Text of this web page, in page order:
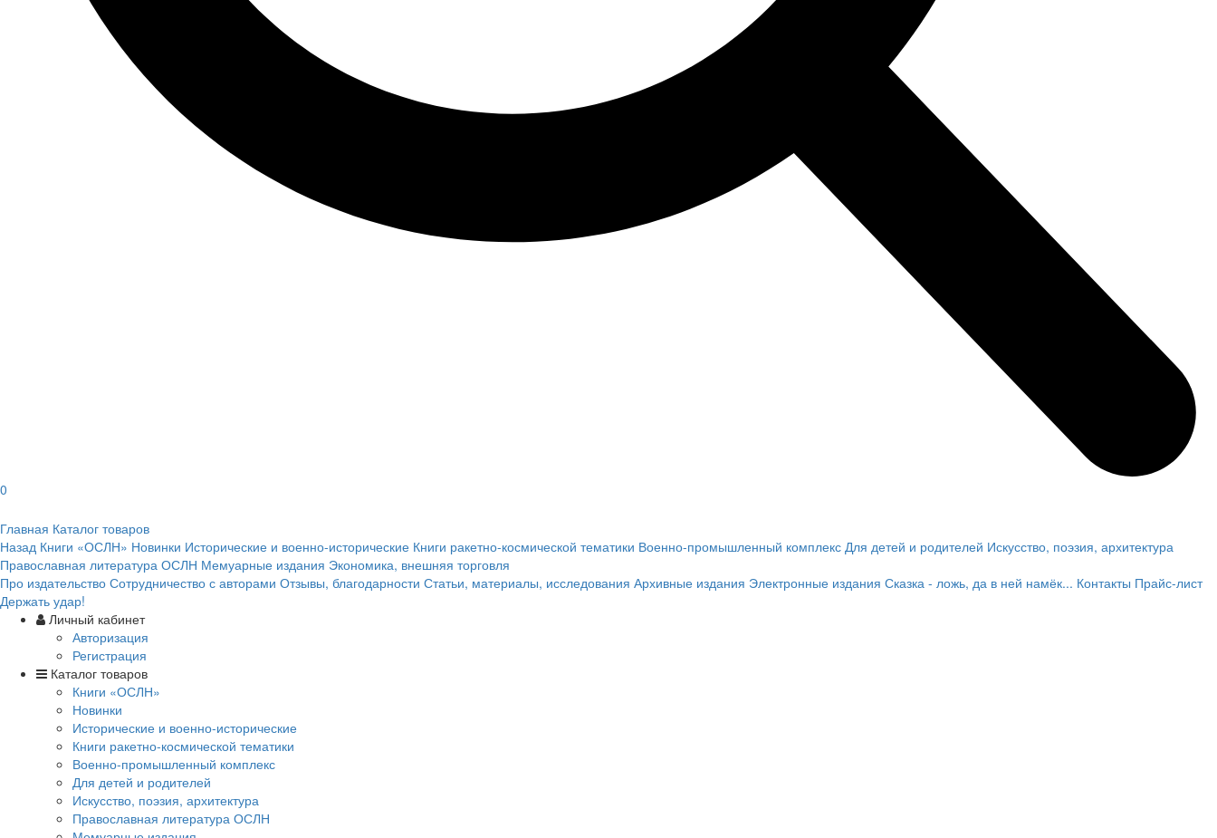
0
Главная Каталог товаров
Назад Книги «ОСЛН» Новинки Исторические и военно-исторические Книги ракетно-космической тематики Военно-промышленный комплекс Для детей и родителей Искусство, поэзия, архитектура
Православная литература ОСЛН Мемуарные издания Экономика, внешняя торговля
Про издательство Сотрудничество с авторами Отзывы, благодарности Статьи, материалы, исследования Архивные издания Электронные издания Сказка - ложь, да в ней намёк... Контакты Прайс-лист
Держать удар!
Личный кабинет
Авторизация
Регистрация
Каталог товаров
Книги «ОСЛН»
Новинки
Исторические и военно-исторические
Книги ракетно-космической тематики
Военно-промышленный комплекс
Для детей и родителей
Искусство, поэзия, архитектура
Православная литература ОСЛН